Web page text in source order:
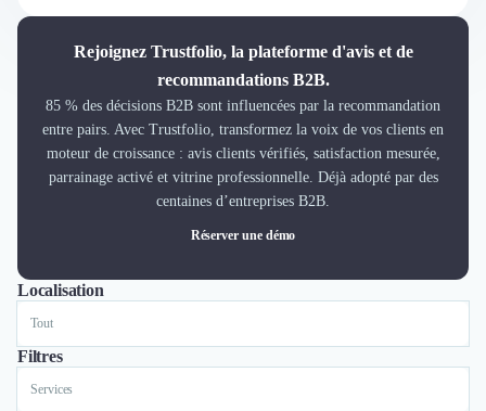
Découvrir le média
Demander une démo
Cabinet de Recrutement
Gestion paie
Qualité de Vie au Travail (QVT)
Portage Salarial
Responsabilité Sociétale des Entreprises (RSE)
Rejoignez Trustfolio, la plateforme d'avis et de
recommandations B2B.
85 % des décisions B2B sont influencées par la recommandation
entre pairs. Avec Trustfolio, transformez la voix de vos clients en
moteur de croissance : avis clients vérifiés, satisfaction mesurée,
parrainage activé et vitrine professionnelle. Déjà adopté par des
centaines d’entreprises B2B.
Réserver une démo
Localisation
ToutParis
Filtres
Services